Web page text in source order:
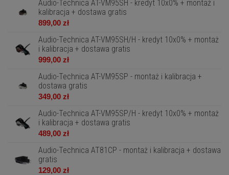
Audio-Technica AT-VM95SH - kredyt 10x0% + montaż i
kalibracja + dostawa gratis
899,00 zł
Audio-Technica AT-VM95SH/H - kredyt 10x0% + montaż
i kalibracja + dostawa gratis
999,00 zł
Audio-Technica AT-VM95SP - montaż i kalibracja +
dostawa gratis
349,00 zł
Audio-Technica AT-VM95SP/H - kredyt 10x0% + montaż
i kalibracja + dostawa gratis
489,00 zł
Audio-Technica AT81CP - montaż i kalibracja + dostawa
gratis
129,00 zł